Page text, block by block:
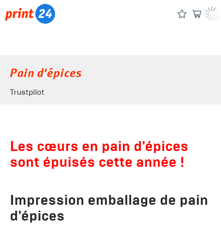
Pain d'épices
Trustpilot
Les cœurs en pain d'épices
sont épuisés cette année !
Impression emballage de pain
d'épices